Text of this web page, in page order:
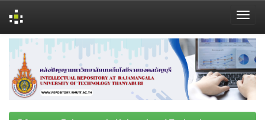
navigation